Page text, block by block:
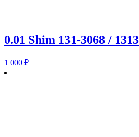
0.01 Shim 131-3068 /
1 000 ₽